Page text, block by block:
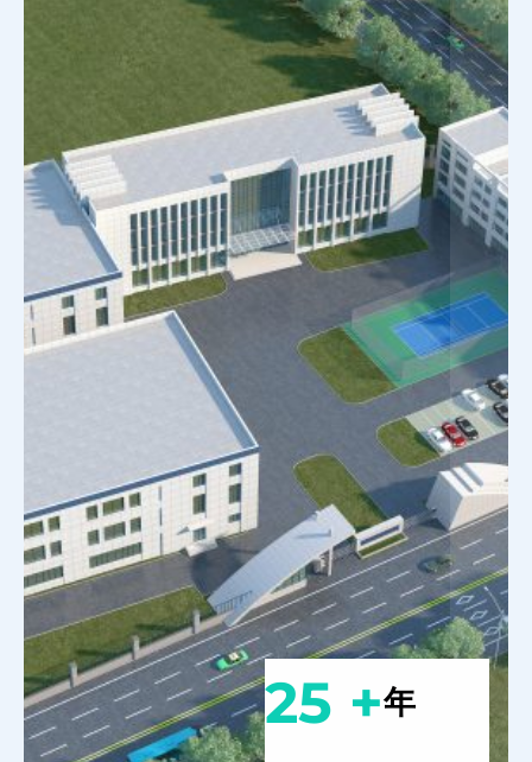
25 +年